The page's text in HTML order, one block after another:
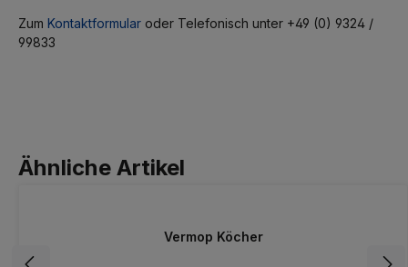
Zum Kontaktformular oder Telefonisch unter +49 (0) 9324 /
99833
Ähnliche Artikel
Vermop Köcher